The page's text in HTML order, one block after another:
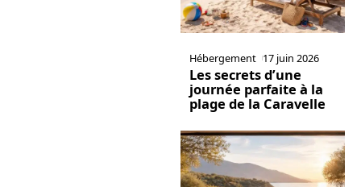
Hébergement 17 juin 2026
Les secrets d’une
journée parfaite à la
plage de la Caravelle